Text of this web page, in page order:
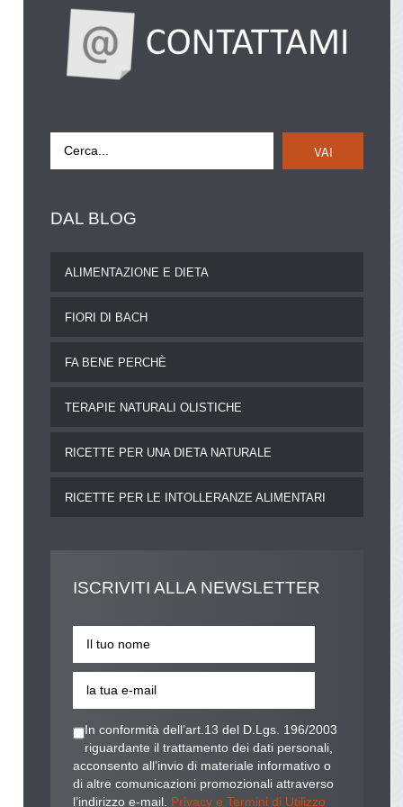
VAI
DAL BLOG
ALIMENTAZIONE E DIETA
FIORI DI BACH
FA BENE PERCHÈ
TERAPIE NATURALI OLISTICHE
RICETTE PER UNA DIETA NATURALE
RICETTE PER LE INTOLLERANZE ALIMENTARI
ISCRIVITIALLA NEWSLETTER
In conformità dell’art.13 del D.Lgs. 196/2003
riguardante il trattamento dei dati personali,
acconsento all’invio di materiale informativo o
di altre comunicazioni promozionali attraverso
l’indirizzo e-mail. Privacy e Termini di Utilizzo